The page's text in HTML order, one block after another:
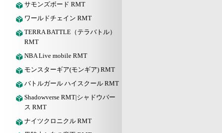
サモンズボード RMT
ワールドチェイン RMT
TERRA BATTLE（テラバトル）
RMT
NBA Live mobile RMT
モンスターギア(モンギア) RMT
バトルガール ハイスクール RMT
Shadowverse RMT|シャドウバー
ス RMT
ナイツクロニクル RMT